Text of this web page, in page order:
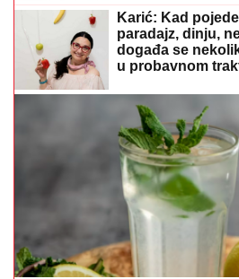
Karić: Kad
paradajz, dinju,
događa se
u probavnom